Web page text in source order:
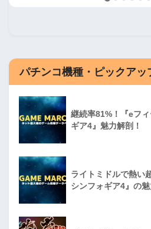
パチンコ機種・ピックアッ
継続率81%！『eフ
ギア4』魅力解剖！
ライトミドルで熱い
シンフォギア4』の